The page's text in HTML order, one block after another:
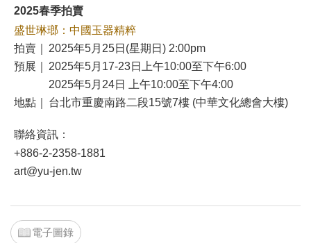
2025春季拍賣
盛世琳瑯：中國玉器精粹
拍賣｜
2025年5月25日(星期日) 2:00pm
預展｜
2025年5月17-23日上午10:00至下午6:00
2025年5月24日 上午10:00至下午4:00
地點｜
台北市重慶南路二段15號7樓 (中華文化總會大樓)
聯絡資訊：
+886-2-2358-1881
art@yu-jen.tw
電子圖錄